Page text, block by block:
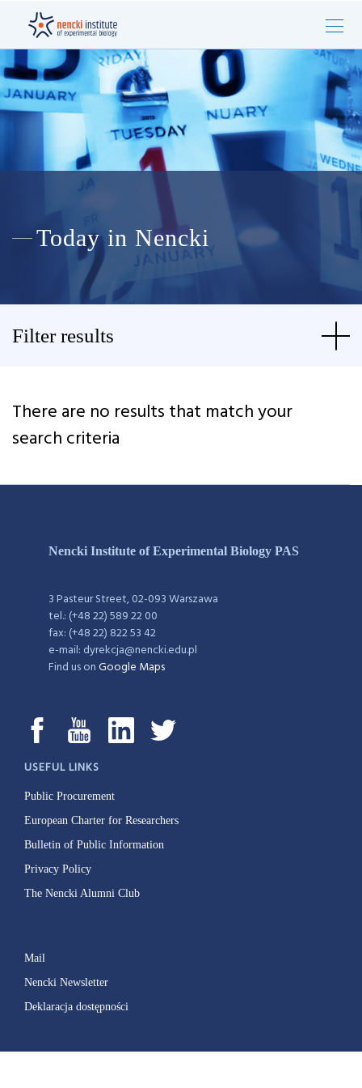
Today in Nencki
Filter results
There are no results that match your
search criteria
Nencki Institute of Experimental Biology PAS
3 Pasteur Street, 02-093 Warszawa
tel.: (+48 22) 589 22 00
fax: (+48 22) 822 53 42
e-mail: dyrekcja@nencki.edu.pl
Find us onGoogle Maps
USEFUL LINKS
Public Procurement
European Charter for Researchers
Bulletin of Public Information
Privacy Policy
The Nencki Alumni Club
Mail
Nencki Newsletter
Deklaracja dostępności